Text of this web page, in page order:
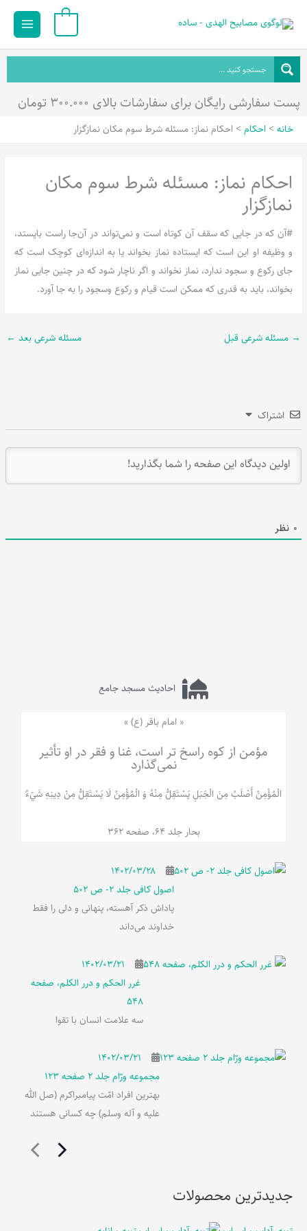
محتوا
Main
پست سفارشی رایگان برای سفارشات بالای ۳۰۰.۰۰۰ تومان
خانه احکام احکام نماز: مسئله شرط سوم مکان نمازگزار
احکام نماز: مسئله شرط سوم مکان
نمازگزار
#آن که در جایی که سقف آن کوتاه است و نمی‌تواند در آن‌جا راست بایستد،
و وظیفه او این است که ایستاده نماز بخواند یا به اندازه‌ای کوچک است که
جای رکوع و سجود ندارد، نماز نخواند و اگر ناچار شود که در چنین جایی نماز
بخواند، باید به قدری که ممکن است قیام و رکوع وسجود را به جا آورد.
→ مسئله شرعی قبل مسئله شرعی بعد ←
اشتراک
0 نظر
احادیث مسجد جامع
« امام باقر (ع) »
مؤمن از کوه راسخ تر است، غنا و فقر در او تأثیر
نمی‌گذارد
الْمُؤْمِنُ‌ أَصْلَبُ‌ مِنَ‌ الْجَبَلِ‌ یَسْتَقِلُّ مِنْهُ وَ الْمُؤْمِنُ لَا يَسْتَقِلُّ مِنْ دِينِهِ شَيْ‌ءٌ
بحار جلد 64، صفحه 362
۱۴۰۲/۰۳/۲۸
اصول کافی جلد 2- ص 502
پاداش ذکر آهسته، پنهانی و دلی را فقط
خداوند می‌داند
۱۴۰۲/۰۳/۲۱
غرر الحکم و درر الکلم، صفحه
548
سه علامت انسان با تقوا
۱۴۰۲/۰۳/۲۱
مجموعه ورّام جلد 2 صفحه 123
بهترین افراد امّت پیامبراکرم (صل الله
علیه و آله وسلم) چه کسانی هستند
جدیدترین محصولات